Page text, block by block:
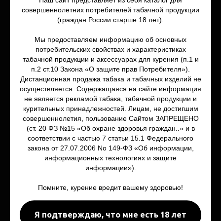
совершеннолетних потребителей табачной продукции
(граждан России старше 18 лет).
Мы предоставляем информацию об основных
потребительских свойствах и характеристиках
табачной продукции и аксессуарах для курения (п.1 и
п.2 ст.10 Закона «О защите прав Потребителя»).
Дистанционная продажа табака и табачных изделий не
осуществляется. Содержащаяся на сайте информация
не является рекламой табака, табачной продукции и
курительных принадлежностей. Лицам, не достигшим
совершеннолетия, пользование Сайтом ЗАПРЕЩЕНО
(ст. 20 ФЗ №15 «Об охране здоровья граждан..» и в
соответствии с частью 7 статьи 15.1 Федерального
закона от 27.07.2006 No 149-ФЗ «Об информации,
информационных технологиях и защите
информации»).
Помните, курение вредит вашему здоровью!
Я подтверждаю, что мне есть 18 лет
Политика конфиденциальности
Уголь для кальяна
Аксессуары и
комплектующие
Для Вейпа
Mod и Pod - системы
Атомайзеры
Жидкость
Аксессуары и
комплектующие
Самокрутки/
Раста
Табак для самокруток
Табак для трубок
Снафф
Сигариллы
Аксессуары
Бонги
Трубки
Гриндеры
Аксессуары для расты